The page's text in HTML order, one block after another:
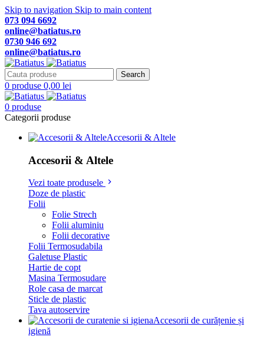
Skip to navigation Skip to main content
073 094 6692
online@batiatus.ro
0730 946 692
online@batiatus.ro
Search
0 produse 0,00 lei
0 produse
Categorii produse
Accesorii & Altele
Accesorii & Altele
Vezi toate produsele
Doze de plastic
Folii
Folie Strech
Folii aluminiu
Folii decorative
Folii Termosudabila
Galetuse Plastic
Hartie de copt
Masina Termosudare
Role casa de marcat
Sticle de plastic
Tava autoservire
Accesorii de curățenie și
igienă